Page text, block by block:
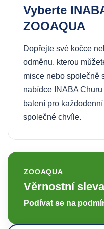
Vyberte
ZOOAQUA
Dopřejte své kočce
odměnu, kterou
misce nebo společně
nabídce INABA
balení pro
společné chvíle.
ZOOAQUA
Věrnostní
Podívat se na